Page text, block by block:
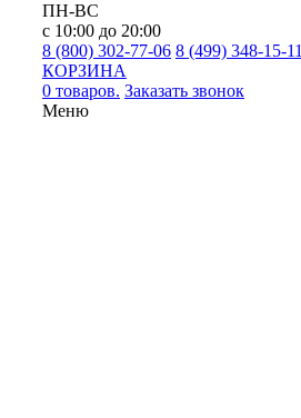
ПН-ВС
с 10:00 до 20:00
8 (800) 302-77-06 8 (499) 348-15-11
КОРЗИНА
0 товаров. Заказать звонок
Меню